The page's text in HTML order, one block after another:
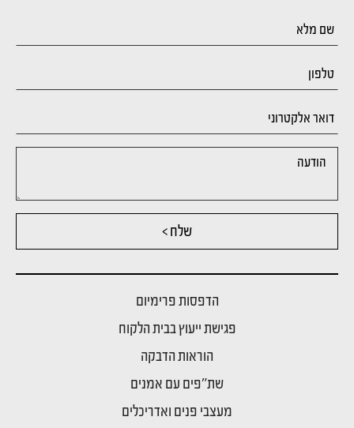
הדפסות פרימיום
פגישת ייעוץ בבית הלקוח
הוראות הדבקה
שת"פים עם אמנים
מעצבי פנים ואדריכלים
שלח >